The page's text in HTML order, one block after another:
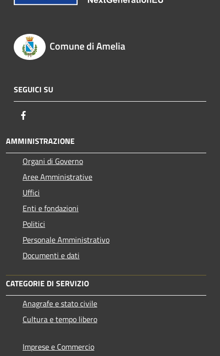
Comune di Amelia
SEGUICI SU
AMMINISTRAZIONE
Organi di Governo
Aree Amministrative
Uffici
Enti e fondazioni
Politici
Personale Amministrativo
Documenti e dati
CATEGORIE DI SERVIZIO
Anagrafe e stato civile
Cultura e tempo libero
Imprese e Commercio